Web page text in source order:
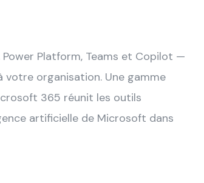
Platform, Teams et Copilot —
organisation. Une gamme
365 réunit les outils
artificielle de Microsoft dans